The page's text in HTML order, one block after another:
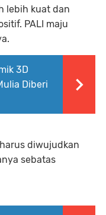
lebih kuat dan
PALI maju
3D
Diberi
diwujudkan
sebatas